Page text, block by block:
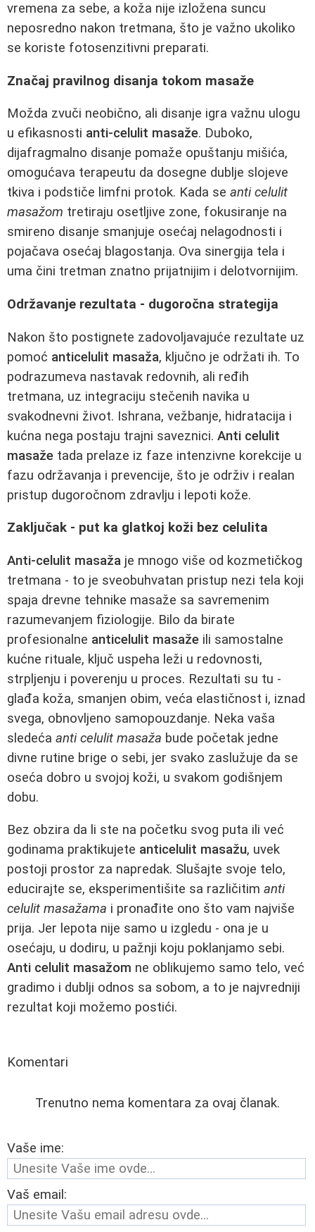
vremena za sebe, a koža nije izložena suncu
neposredno nakon tretmana, što je važno ukoliko
se koriste fotosenzitivni preparati.
Značaj pravilnog disanja tokom masaže
Možda zvuči neobično, ali disanje igra važnu ulogu
u efikasnosti anti-celulit masaže. Duboko,
dijafragmalno disanje pomaže opuštanju mišića,
omogućava terapeutu da dosegne dublje slojeve
tkiva i podstiče limfni protok. Kada se anti celulit
masažom tretiraju osetljive zone, fokusiranje na
smireno disanje smanjuje osećaj nelagodnosti i
pojačava osećaj blagostanja. Ova sinergija tela i
uma čini tretman znatno prijatnijim i delotvornijim.
Održavanje rezultata - dugoročna strategija
Nakon što postignete zadovoljavajuće rezultate uz
pomoć anticelulit masaža, ključno je održati ih. To
podrazumeva nastavak redovnih, ali ređih
tretmana, uz integraciju stečenih navika u
svakodnevni život. Ishrana, vežbanje, hidratacija i
kućna nega postaju trajni saveznici. Anti celulit
masaže tada prelaze iz faze intenzivne korekcije u
fazu održavanja i prevencije, što je održiv i realan
pristup dugoročnom zdravlju i lepoti kože.
Zaključak - put ka glatkoj koži bez celulita
Anti-celulit masaža je mnogo više od kozmetičkog
tretmana - to je sveobuhvatan pristup nezi tela koji
spaja drevne tehnike masaže sa savremenim
razumevanjem fiziologije. Bilo da birate
profesionalne anticelulit masaže ili samostalne
kućne rituale, ključ uspeha leži u redovnosti,
strpljenju i poverenju u proces. Rezultati su tu -
glađa koža, smanjen obim, veća elastičnost i, iznad
svega, obnovljeno samopouzdanje. Neka vaša
sledeća anti celulit masaža bude početak jedne
divne rutine brige o sebi, jer svako zaslužuje da se
oseća dobro u svojoj koži, u svakom godišnjem
dobu.
Bez obzira da li ste na početku svog puta ili već
godinama praktikujete anticelulit masažu, uvek
postoji prostor za napredak. Slušajte svoje telo,
educirajte se, eksperimentišite sa različitim anti
celulit masažama i pronađite ono što vam najviše
prija. Jer lepota nije samo u izgledu - ona je u
osećaju, u dodiru, u pažnji koju poklanjamo sebi.
Anti celulit masažom ne oblikujemo samo telo, već
gradimo i dublji odnos sa sobom, a to je najvredniji
rezultat koji možemo postići.
Komentari
Trenutno nema komentara za ovaj članak.
Vaše ime:
Vaš email: